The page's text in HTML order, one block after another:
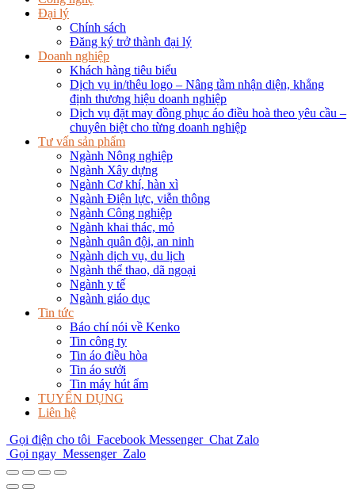
Đại lý
Chính sách
Đăng ký trở thành đại lý
Doanh nghiệp
Khách hàng tiêu biểu
Dịch vụ in/thêu logo – Nâng tầm nhận diện, khẳng
định thương hiệu doanh nghiệp
Dịch vụ đặt may đồng phục áo điều hoà theo yêu cầu –
chuyên biệt cho từng doanh nghiệp
Tư vấn sản phẩm
Ngành Nông nghiệp
Ngành Xây dựng
Ngành Cơ khí, hàn xì
Ngành Điện lực, viễn thông
Ngành Công nghiệp
Ngành khai thác, mỏ
Ngành quân đội, an ninh
Ngành dịch vụ, du lịch
Ngành thể thao, dã ngoại
Ngành y tế
Ngành giáo dục
Tin tức
Báo chí nói về Kenko
Tin công ty
Tin áo điều hòa
Tin áo sưởi
Tin máy hút ẩm
TUYỂN DỤNG
Liên hệ
Gọi điện cho tôi Facebook Messenger Chat Zalo
Gọi ngay Messenger Zalo